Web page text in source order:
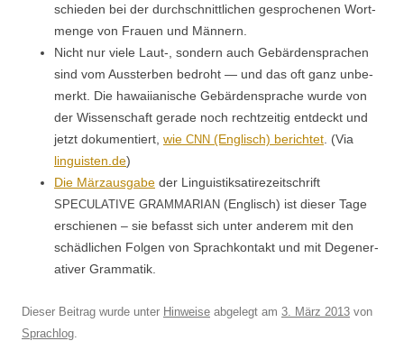
schieden bei der durch­schnit­tlichen gesproch­enen Wort­
menge von Frauen und Männern.
Nicht nur viele Laut‑, son­dern auch Gebär­den­sprachen
sind vom Ausster­ben bedro­ht — und das oft ganz unbe­
merkt. Die hawai­ian­is­che Gebär­den­sprache wurde von
der Wis­senschaft ger­ade noch rechtzeit­ig ent­deckt und
jet­zt doku­men­tiert, wie CNN (Englisch) berichtet . (Via
linguisten.de)
Die Märzaus­gabe der Lin­guis­tik­satirezeitschrift
SPECULATIVE GRAMMARIAN (Englisch) ist dieser Tage
erschienen – sie befasst sich unter anderem mit den
schädlichen Fol­gen von Sprachkon­takt und mit Degen­er­
a­tiv­er Grammatik.
Dieser Beitrag wurde unter Hinweise abgelegt am 3. März 2013 von
Sprachlog